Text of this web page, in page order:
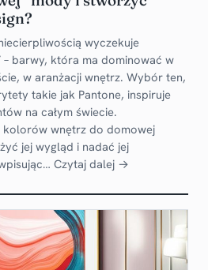
wyczekuje
– barwy, która ma dominować w
w aranżacji wnętrz. Wybór ten,
takie jak Pantone, inspiruje
na całym świecie.
wnętrz do domowej
jej wygląd i nadać jej
Czytaj dalej →